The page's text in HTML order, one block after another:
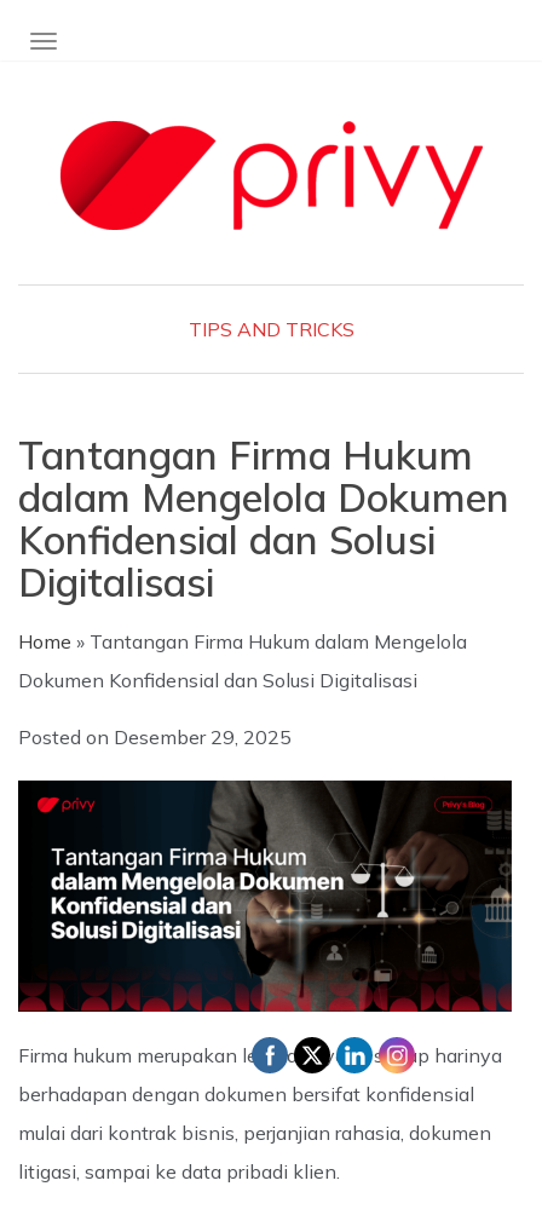
TOGGLE NAVIGATION
TIPS AND TRICKS
Tantangan Firma Hukum
dalam Mengelola Dokumen
Konfidensial dan Solusi
Digitalisasi
Home » Tantangan Firma Hukum dalam Mengelola
Dokumen Konfidensial dan Solusi Digitalisasi
Posted on Desember 29, 2025
Firma hukum merupakan lembaga yang setiap harinya
berhadapan dengan dokumen bersifat konfidensial
mulai dari kontrak bisnis, perjanjian rahasia, dokumen
litigasi, sampai ke data pribadi klien.